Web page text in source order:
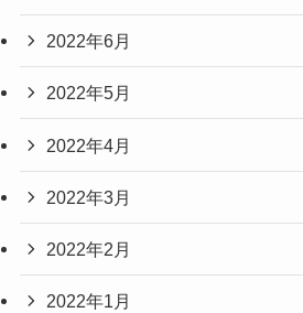
2022年6月
2022年5月
2022年4月
2022年3月
2022年2月
2022年1月